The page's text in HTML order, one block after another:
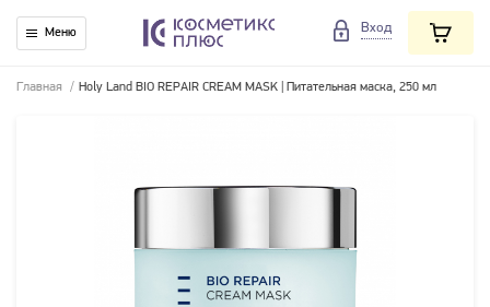
Меню Вход
Главная / Holy Land BIO REPAIR CREAM MASK | Питательная маска, 250 мл